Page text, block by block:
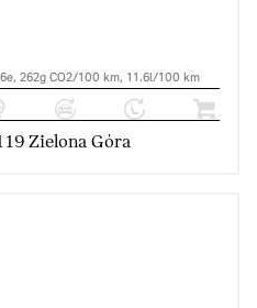
262g CO2/100 km, 11.6l/100 km
Zielona Góra